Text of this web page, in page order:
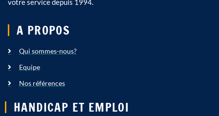
votre service depuis 1994.
A PROPOS
Qui sommes-nous?
Equipe
Nos références
HANDICAP ET EMPLOI